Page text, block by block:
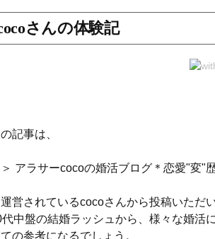
さんの体験記
記事は、
アラサーcocoの婚活ブログ＊恋愛"変"
営されているcocoさんから投稿いただ
代中盤の結婚ラッシュから、様々な婚活
の参考になるでしょう。